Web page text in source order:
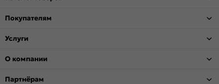
Покупателям
Услуги
О компании
Партнёрам